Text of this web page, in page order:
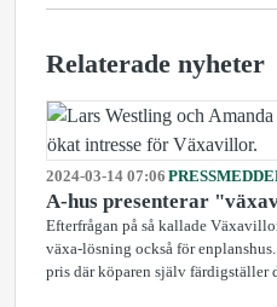
Relaterade nyheter
2024-03-14 07:06
A-hus presenterar
Efterfrågan på så kallade
växa-lösning också för
pris där köparen själv färdigställer